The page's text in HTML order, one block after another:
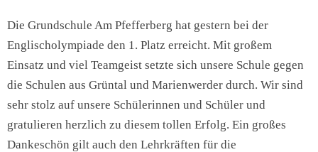
Die Grundschule Am Pfefferberg hat gestern bei der
Englischolympiade den 1. Platz erreicht. Mit großem
Einsatz und viel Teamgeist setzte sich unsere Schule gegen
die Schulen aus Grüntal und Marienwerder durch. Wir sind
sehr stolz auf unsere Schülerinnen und Schüler und
gratulieren herzlich zu diesem tollen Erfolg. Ein großes
Dankeschön gilt auch den Lehrkräften für die